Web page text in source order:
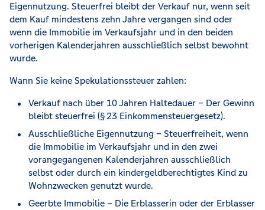
Eigennutzung. Steuerfrei bleibt der Verkauf nur, wenn seit
dem Kauf mindestens zehn Jahre vergangen sind oder
wenn die Immobilie im Verkaufsjahr und in den beiden
vorherigen Kalenderjahren ausschließlich selbst bewohnt
wurde.
Wann Sie keine Spekulationssteuer zahlen:
Verkauf nach über 10 Jahren Haltedauer – Der Gewinn
bleibt steuerfrei (§ 23 Einkommensteuergesetz).
Ausschließliche Eigennutzung – Steuerfreiheit, wenn
die Immobilie im Verkaufsjahr und in den zwei
vorangegangenen Kalenderjahren ausschließlich
selbst oder durch ein kindergeldberechtigtes Kind zu
Wohnzwecken genutzt wurde.
Geerbte Immobilie – Die Erblasserin oder der Erblasser